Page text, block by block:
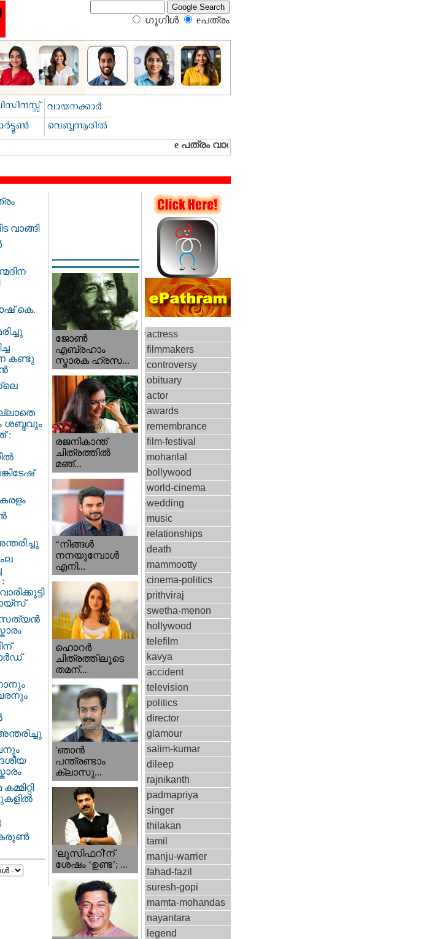
ഗൂഗിള്‍ eപത്രം‍
വാങ്ങി
കെ.
കണ്ടു
ശബ്ദവും
:
സത്യൻ
കരുൺ
ജോണ്‍
എബ്രഹാം
സ്മാരക ഹ്രസ...
രജനികാന്ത്
ചിത്രത്തിൽ
മഞ്...
“നിങ്ങള്‍
നനയുമ്പോള്‍
എനി...
ഹൊറര്‍
ചിത്രത്തിലൂടെ
തമന്...
'ഞാന്‍
പന്ത്രണ്ടാം
ക്ലാസു...
'ലൂസിഫറി'ന്
ശേഷം ‘ഉണ്ട’; ...
actress
filmmakers
controversy
obituary
actor
awards
remembrance
film-festival
mohanlal
bollywood
world-cinema
wedding
music
relationships
death
mammootty
cinema-politics
prithviraj
swetha-menon
hollywood
telefilm
kavya
accident
television
politics
director
glamour
salim-kumar
dileep
rajnikanth
padmapriya
singer
thilakan
tamil
manju-warrier
fahad-fazil
suresh-gopi
mamta-mohandas
nayantara
legend